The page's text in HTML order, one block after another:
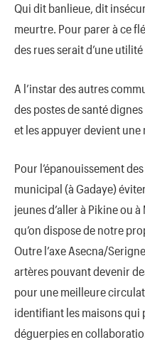
Qui dit banlieue, dit
meurtre. Pour parer à ce
des rues serait d’une
A l’instar des autres
des postes de santé
et les appuyer devient
Pour l’épanouissement
municipal (à Gadaye)
jeunes d’aller à Pikine ou
qu’on dispose de notre
Outre l’axe Asecna/
artères pouvant devenir
pour une meilleure
identifiant les maisons qui
déguerpies en